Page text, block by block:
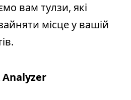
вам тулзи, які
місце у вашій